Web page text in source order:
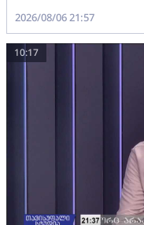
2026/08/06 21:57
10:17